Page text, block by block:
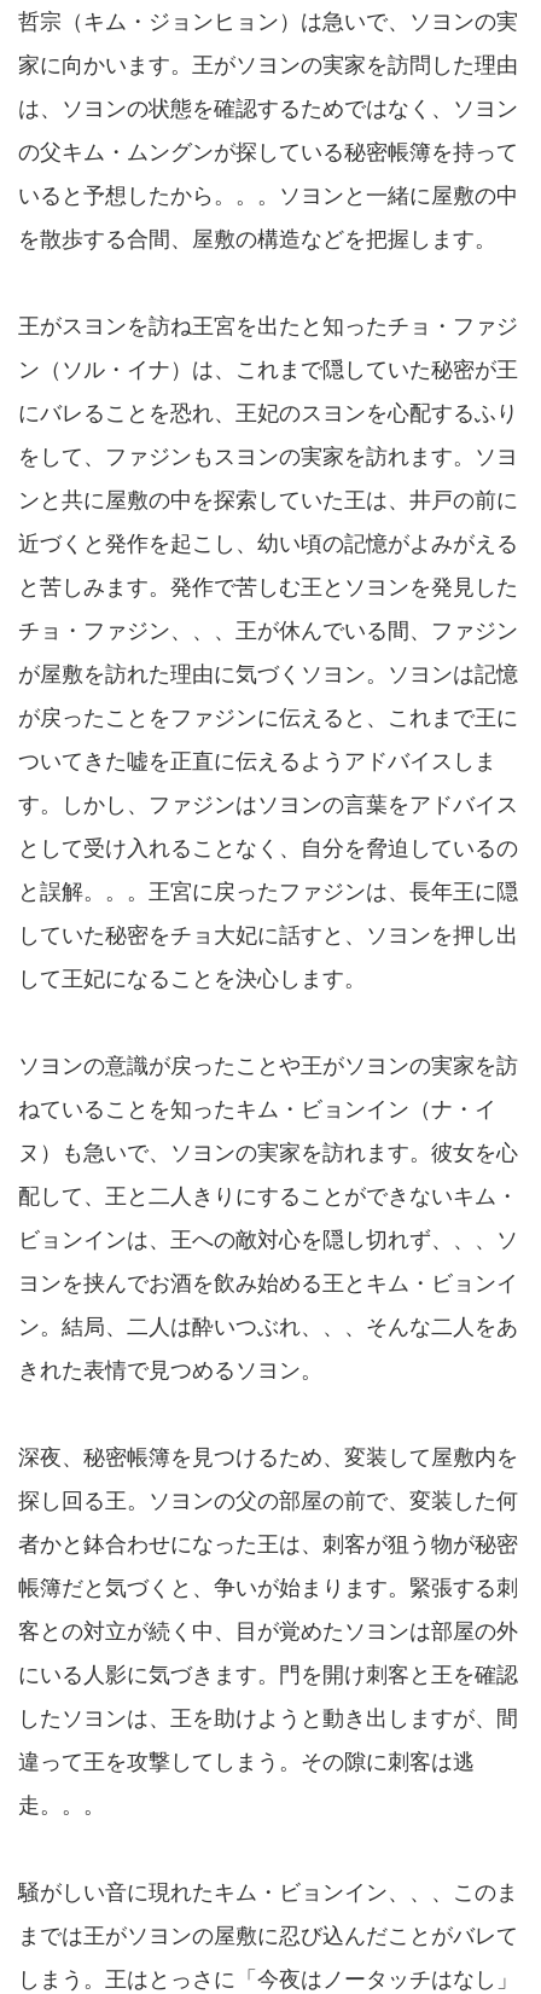
哲宗（キム・ジョンヒョン）は急いで、ソヨンの実
家に向かいます。王がソヨンの実家を訪問した理由
は、ソヨンの状態を確認するためではなく、ソヨン
の父キム・ムングンが探している秘密帳簿を持って
いると予想したから。。。ソヨンと一緒に屋敷の中
を散歩する合間、屋敷の構造などを把握します。
王がスヨンを訪ね王宮を出たと知ったチョ・ファジ
ン（ソル・イナ）は、これまで隠していた秘密が王
にバレることを恐れ、王妃のスヨンを心配するふり
をして、ファジンもスヨンの実家を訪れます。ソヨ
ンと共に屋敷の中を探索していた王は、井戸の前に
近づくと発作を起こし、幼い頃の記憶がよみがえる
と苦しみます。発作で苦しむ王とソヨンを発見した
チョ・ファジン、、、王が休んでいる間、ファジン
が屋敷を訪れた理由に気づくソヨン。ソヨンは記憶
が戻ったことをファジンに伝えると、これまで王に
ついてきた嘘を正直に伝えるようアドバイスしま
す。しかし、ファジンはソヨンの言葉をアドバイス
として受け入れることなく、自分を脅迫しているの
と誤解。。。王宮に戻ったファジンは、長年王に隠
していた秘密をチョ大妃に話すと、ソヨンを押し出
して王妃になることを決心します。
ソヨンの意識が戻ったことや王がソヨンの実家を訪
ねていることを知ったキム・ビョンイン（ナ・イ
ヌ）も急いで、ソヨンの実家を訪れます。彼女を心
配して、王と二人きりにすることができないキム・
ビョンインは、王への敵対心を隠し切れず、、、ソ
ヨンを挟んでお酒を飲み始める王とキム・ビョンイ
ン。結局、二人は酔いつぶれ、、、そんな二人をあ
きれた表情で見つめるソヨン。
深夜、秘密帳簿を見つけるため、変装して屋敷内を
探し回る王。ソヨンの父の部屋の前で、変装した何
者かと鉢合わせになった王は、刺客が狙う物が秘密
帳簿だと気づくと、争いが始まります。緊張する刺
客との対立が続く中、目が覚めたソヨンは部屋の外
にいる人影に気づきます。門を開け刺客と王を確認
したソヨンは、王を助けようと動き出しますが、間
違って王を攻撃してしまう。その隙に刺客は逃
走。。。
騒がしい音に現れたキム・ビョンイン、、、このま
までは王がソヨンの屋敷に忍び込んだことがバレて
しまう。王はとっさに「今夜はノータッチはなし」